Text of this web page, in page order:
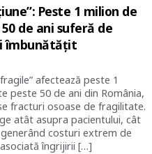
Peste 1 milion de
de ani suferă de
îmbunătățit
afectează peste 1
peste 50 de ani din România,
fracturi osoase de fragilitate.
atât asupra pacientului, cât
costuri extrem de
îngrijirii […]